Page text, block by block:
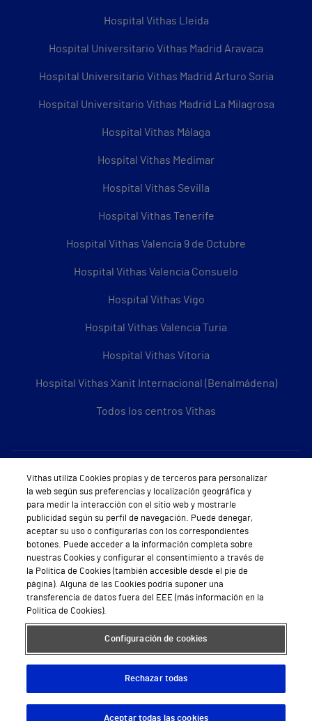
Hospital Vithas Lleida
Hospital Universitario Vithas Madrid Aravaca
Hospital Universitario Vithas Madrid Arturo Soria
Hospital Universitario Vithas Madrid La Milagrosa
Hospital Vithas Málaga
Hospital Vithas Medimar
Hospital Vithas Sevilla
Hospital Vithas Tenerife
Hospital Vithas Valencia 9 de Octubre
Hospital Vithas Valencia Consuelo
Hospital Vithas Vigo
Hospital Vithas Valencia Turia
Hospital Vithas Vitoria
Hospital Vithas Xanit Internacional (Benalmádena)
Todos los centros Vithas
Sobre Vithas
Quiénes somos
Trabajar en Vithas
Teléfono Cita Médica
Teléfono Atención al Cliente
Política de seguridad y salud en el trabajo
Conoce a Supervita
Aviso Legal Política de cookies Política de privacidad Mapa web Protección de datos
Vithas utiliza Cookies propias y de terceros para personalizar
la web según sus preferencias y localización geográfica y
para medir la interacción con el sitio web y mostrarle
publicidad según su perfil de navegación. Puede denegar,
aceptar su uso o configurarlas con los correspondientes
botones. Puede acceder a la información completa sobre
nuestras Cookies y configurar el consentimiento a través de
la Política de Cookies (también accesible desde el pie de
página). Alguna de las Cookies podría suponer una
transferencia de datos fuera del EEE (más información en la
Política de Cookies).
Configuración de cookies
Rechazar todas
Aceptar todas las cookies